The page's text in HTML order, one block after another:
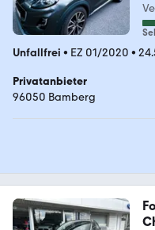
Unfallfrei • EZ 01/2020 •
Privatanbieter
96050 Bamberg